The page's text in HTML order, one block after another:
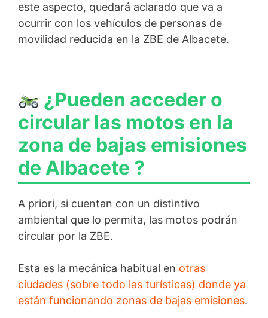
este aspecto, quedará aclarado que va a
ocurrir con los vehículos de personas de
movilidad reducida en la ZBE de Albacete.
¿Pueden acceder o
circular las motos en la
zona de bajas emisiones
de Albacete ?
A priori, si cuentan con un distintivo
ambiental que lo permita, las motos podrán
circular por la ZBE.
Esta es la mecánica habitual en otras
ciudades (sobre todo las turísticas) donde ya
están funcionando zonas de bajas emisiones.